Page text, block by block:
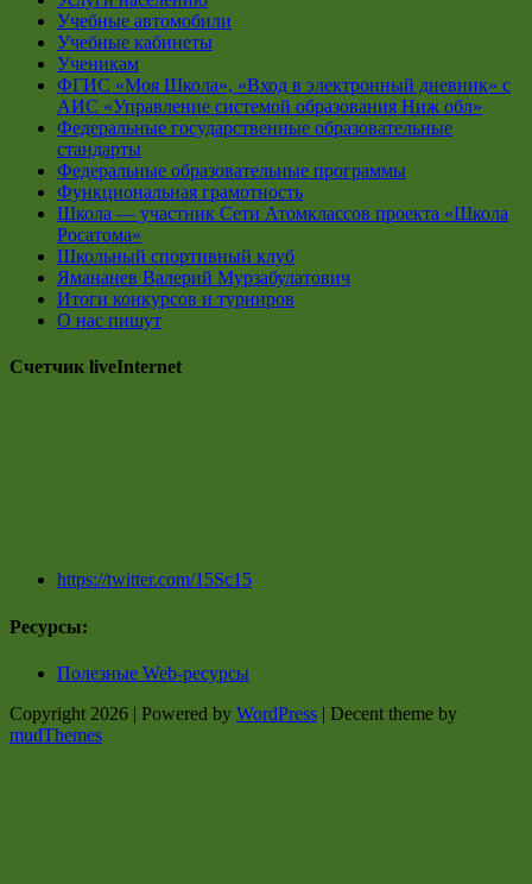
Учебные автомобили
Учебные кабинеты
Ученикам
ФГИС «Моя Школа», «Вход в электронный дневник» с
АИС «Управление системой образования Ниж обл»
Федеральные государственные образовательные
стандарты
Федеральные образовательные программы
Функциональная грамотность
Школа — участник Сети Атомклассов проекта «Школа
Росатома»
Школьный спортивный клуб
Ямананев Валерий Мурзабулатович
Итоги конкурсов и турниров
О нас пишут
Счетчик liveInternet
https://twitter.com/15Sc15
Ресурсы:
Полезные Web-ресурсы
Copyright 2026 | Powered by WordPress | Decent theme by
mudThemes